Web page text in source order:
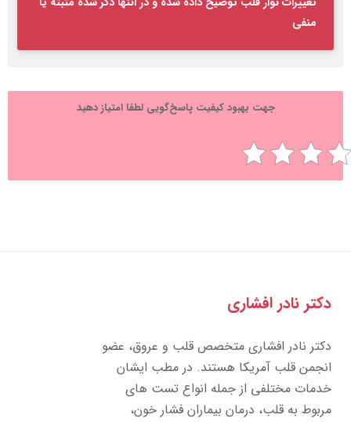
جهت بهبود کیفیت پاسخ‌گویی لطفا امتیاز دهید
نادر افشاری
نادر افشاری متخصص قلب و عروق، عضو
قلب آمریکا هستند. در مطب ایشان
مختلفی از جمله انواع تست های
به قلب، درمان بیماران فشار خون،